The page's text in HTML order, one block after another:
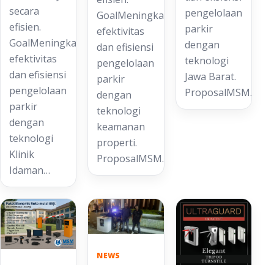
secara
efisien.
GoalMeningkatkan
efektivitas
dan efisiensi
pengelolaan
parkir
dengan
teknologi
Klinik
Idaman…
GoalMeningkatkan
efektivitas
dan efisiensi
pengelolaan
parkir
dengan
teknologi
keamanan
properti.
ProposalMSM…
pengelolaan
parkir
dengan
teknologi
Jawa Barat.
ProposalMSM…
NEWS